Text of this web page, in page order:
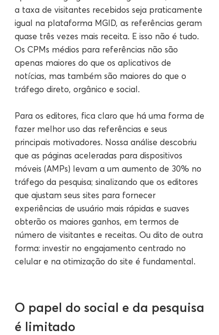
a taxa de visitantes recebidos seja praticamente
igual na plataforma MGID, as referências geram
quase três vezes mais receita. E isso não é tudo.
Os CPMs médios para referências não são
apenas maiores do que os aplicativos de
notícias, mas também são maiores do que o
tráfego direto, orgânico e social.
Para os editores, fica claro que há uma forma de
fazer melhor uso das referências e seus
principais motivadores. Nossa análise descobriu
que as páginas aceleradas para dispositivos
móveis (AMPs) levam a um aumento de 30% no
tráfego da pesquisa; sinalizando que os editores
que ajustam seus sites para fornecer
experiências de usuário mais rápidas e suaves
obterão os maiores ganhos, em termos de
número de visitantes e receitas. Ou dito de outra
forma: investir no engajamento centrado no
celular e na otimização do site é fundamental.
O papel do social e da pesquisa
é limitado